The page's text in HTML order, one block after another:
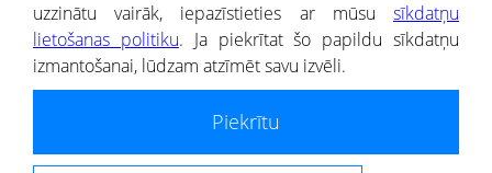
® CREDITREFORM Latvija
SIA
Portāla ietvaros saņemtajai informācijai ir uzziņas raksturs, un tai nav
uzzinātu vairāk, iepazīstieties ar mūsu sīkdatņu
lietošanas politiku. Ja piekrītat šo papildu sīkdatņu
izmantošanai, lūdzam atzīmēt savu izvēli.
Piekrītu